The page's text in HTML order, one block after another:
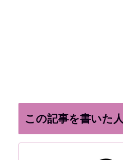
この記事を書いた人